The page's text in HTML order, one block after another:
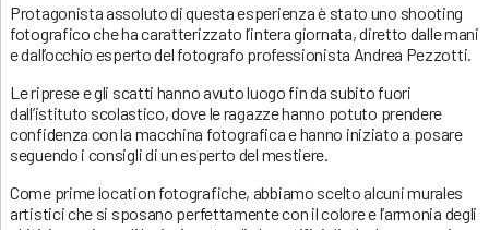
Protagonista assoluto di questa esperienza è stato uno shooting
fotografico che ha caratterizzato l’intera giornata, diretto dalle mani
e dall’occhio esperto del fotografo professionista Andrea Pezzotti.
Le riprese e gli scatti hanno avuto luogo fin da subito fuori
dall’istituto scolastico, dove le ragazze hanno potuto prendere
confidenza con la macchina fotografica e hanno iniziato a posare
seguendo i consigli di un esperto del mestiere.
Come prime location fotografiche, abbiamo scelto alcuni murales
artistici che si sposano perfettamente con il colore e l’armonia degli